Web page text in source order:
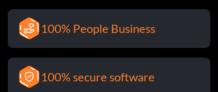
100% People Business
100% secure software